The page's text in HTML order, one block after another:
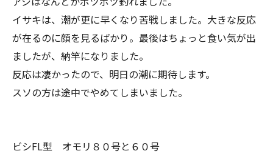
イサキは、潮が更に早くなり苦戦しました。大きな反応
が在るのに顔を見るばかり。最後はちょっと食い気が出
ましたが、納竿になりました。
反応は凄かったので、明日の潮に期待します。
スソの方は途中でやめてしまいました。
ビシFL型 オモリ８０号と６０号